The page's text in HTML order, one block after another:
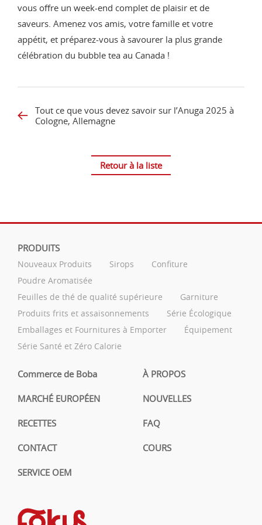
vous offre un week-end complet de plaisir et de
saveurs. Amenez vos amis, votre famille et votre
appétit, et préparez-vous à savourer la plus grande
célébration du bubble tea au Canada !
Tout ce que vous devez savoir sur l’Anuga 2025 à
Cologne, Allemagne
Retour à la liste
PRODUITS
Nouveaux Produits Sirops
Confiture
Poudre Aromatisée
Feuilles de thé de qualité supérieure
Garniture
Produits frits et assaisonnements
Série Écologique
Emballages et Fournitures à Emporter
Équipement
Série Santé et Zéro Calorie
Commerce de Boba À PROPOS
MARCHÉ EUROPÉEN NOUVELLES
RECETTES FAQ
CONTACT COURS
SERVICE OEM